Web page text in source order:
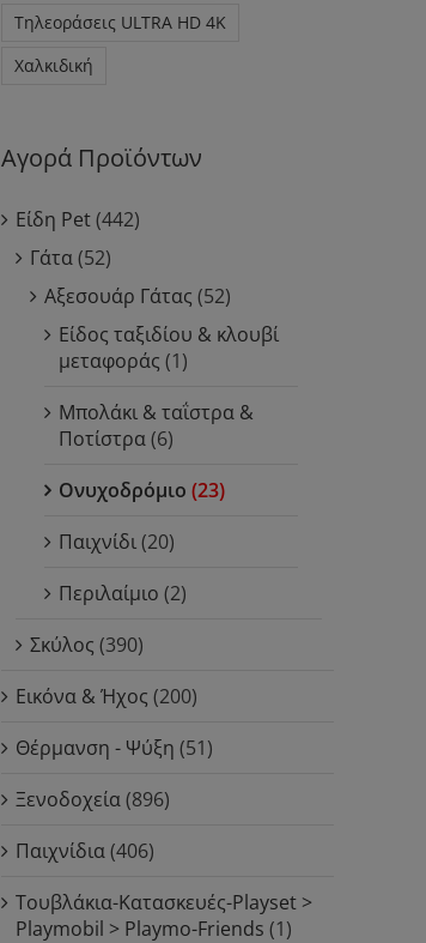
Τηλεοράσεις ULTRA HD 4K
Χαλκιδική
Αγορά Προϊόντων
Είδη Pet(442)
Γάτα(52)
Αξεσουάρ Γάτας (52)
Είδος ταξιδίου & κλουβί
μεταφοράς (1)
Μπολάκι & ταΐστρα &
Ποτίστρα(6)
Ονυχοδρόμιο (23)
Παιχνίδι(20)
Περιλαίμιο (2)
Σκύλος (390)
Εικόνα & Ήχος (200)
Θέρμανση - Ψύξη (51)
Ξενοδοχεία(896)
Παιχνίδια(406)
Τουβλάκια-Κατασκευές-Playset >
Playmobil > Playmo-Friends (1)